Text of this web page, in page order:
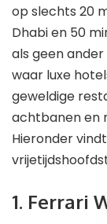
op slechts 20
Dhabi en 50
als geen ander
waar luxe
geweldige
achtbanen en
Hieronder
1. Ferrari